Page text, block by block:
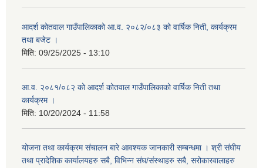
आदर्श कोतवाल गाउँपालिकाको आ.व. २०८२/०८३ को वार्षिक निती, कार्यक्रम
तथा बजेट ।
मिति: 09/25/2025 - 13:10
आ.व. २०८१/०८२ को आदर्श कोतवाल गाउँपालिकाको वार्षिक निती तथा
कार्यक्रम ।
मिति: 10/20/2024 - 11:58
योजना तथा कार्यक्रम संचालन बारे आवश्यक जानकारी सम्बन्धमा । श्री संघीय
तथा प्रादेशिक कार्यालयहरु सबै, विभिन्‍न संघ/संस्थाहरु सबै, सरोकारवालाहरु